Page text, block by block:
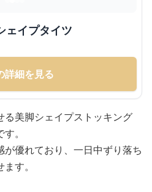
ェイプタイツ
詳細を見る
る美脚シェイプストッキング
。
が優れており、一日中ずり落ち
す。